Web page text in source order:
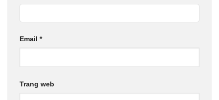
Email *
Trang web